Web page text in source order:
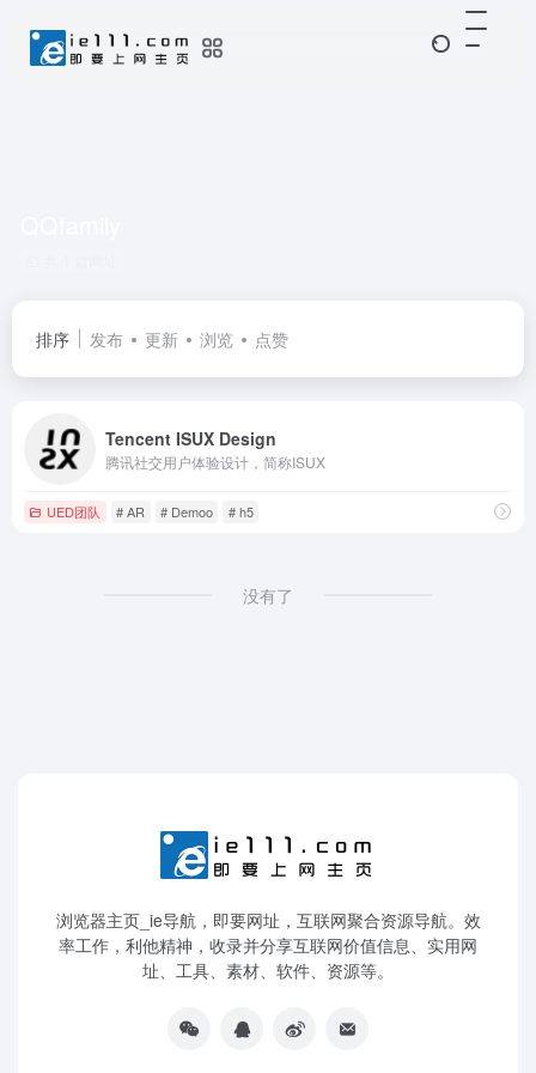
排序 发布 更新 浏览 点赞
Tencent ISUX Design
腾讯社交用户体验设计，简称ISUX
UED团队 # AR # Demoo # h5
没有了
浏览器主页_ie导航，即要网址，互联网聚合资源导航。效
率工作，利他精神，收录并分享互联网价值信息、实用网
址、工具、素材、软件、资源等。